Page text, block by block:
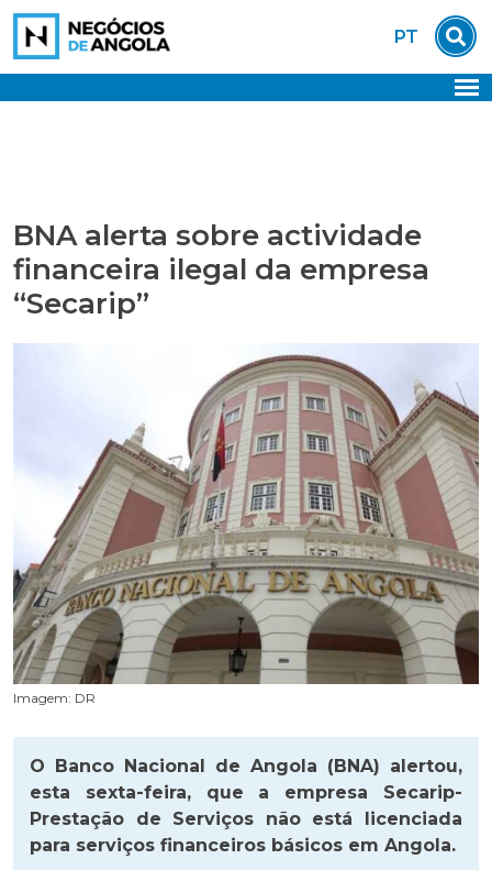
Skip
content
PT
BNA alerta sobre actividade
financeira ilegal da empresa
“Secarip”
Imagem: DR
O Banco Nacional de Angola (BNA) alertou,
esta sexta-feira, que a empresa Secarip-
Prestação de Serviços não está licenciada
para serviços financeiros básicos em Angola.